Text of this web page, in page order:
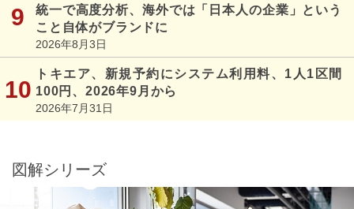
統一で高度分析、海外では「日本人の企業」という
こと自体がブランドに
2026年8月3日
トキエア、新規予約にシステム利用料、1人1区間
100円、2026年9月から
2026年7月31日
図解シリーズ